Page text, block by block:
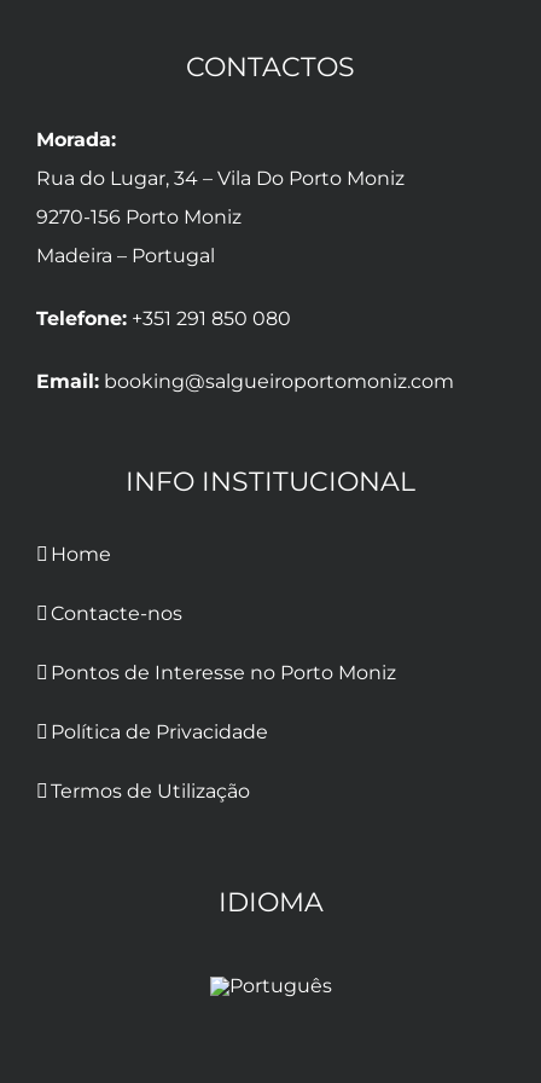
CONTACTOS
Morada:
Rua do Lugar, 34 – Vila Do Porto Moniz
9270-156 Porto Moniz
Madeira – Portugal
Telefone: +351 291 850 080
Email: booking@salgueiroportomoniz.com
INFO INSTITUCIONAL
Home
Contacte-nos
Pontos de Interesse no Porto Moniz
Política de Privacidade
Termos de Utilização
IDIOMA